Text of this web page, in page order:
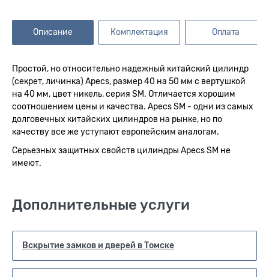
Описание Комплектация Оплата
Простой, но относительно надежный китайский цилиндр
(секрет, личинка) Apecs, размер 40 на 50 мм с вертушкой
на 40 мм, цвет никель, серия SM. Отличается хорошим
соотношением цены и качества. Apecs SM - одни из самых
долговечных китайских цилиндров на рынке, но по
качеству все же уступают европейским аналогам.
Серьезных защитных свойств цилиндры Apecs SM не
имеют.
Дополнительные услуги
Вскрытие замков и дверей в Томске